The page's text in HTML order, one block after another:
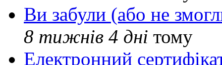
Ви забули (або не
8 тижнів 4 дні тому
Електронний